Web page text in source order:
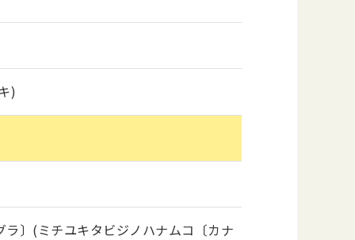
)
〕(ミチユキタビジノハナムコ〔カナ